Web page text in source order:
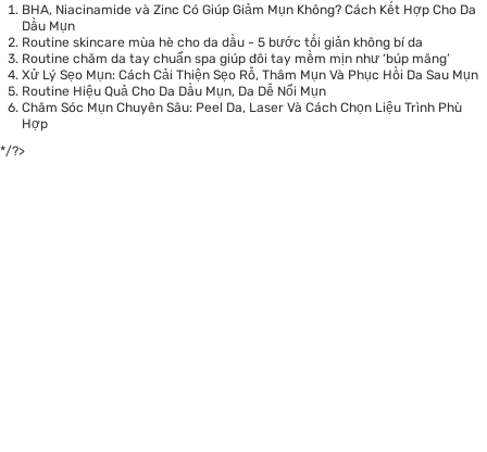
BHA, Niacinamide và Zinc Có Giúp Giảm Mụn Không? Cách Kết Hợp Cho Da
Dầu Mụn
Routine skincare mùa hè cho da dầu - 5 bước tối giản không bí da
Routine chăm da tay chuẩn spa giúp đôi tay mềm mịn như ‘búp măng’
Xử Lý Sẹo Mụn: Cách Cải Thiện Sẹo Rỗ, Thâm Mụn Và Phục Hồi Da Sau Mụn
Routine Hiệu Quả Cho Da Dầu Mụn, Da Dễ Nổi Mụn
Chăm Sóc Mụn Chuyên Sâu: Peel Da, Laser Và Cách Chọn Liệu Trình Phù
Hợp
*/?>